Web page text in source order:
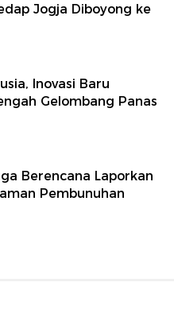
Jogja Diboyong ke
Inovasi Baru
Gelombang Panas
Berencana Laporkan
Pembunuhan